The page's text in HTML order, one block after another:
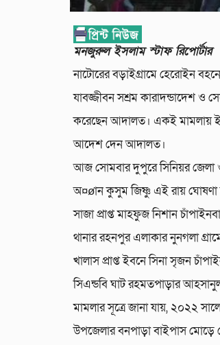
মনজুরুল ইসলাম স্টাফ রিপোর্টার
নাটোরের বড়াইগ্রামে হেরোইন
যাবজ্জীবন সশ্রম কারাদন্ডাদেশ ও
করেছেন আদালত। একই মামলায়
আদেশ দেন আদালত।
আজ সোমবার দুপুরে সিনিয়র জেলা
অ¤øান কুসুম জিষ্ণু এই রায় ঘোষণা
সাজা প্রাপ্ত মাহফুজ নিশান
থানার রহনপুর এলাকার নুনগলা
খালাস প্রাপ্ত ইবনে সিনা সৃজন
সিএন্ডবি ঘাট রহমতপাড়ার
মামলার সূত্রে জানা যায়, ২০২২
উপজেলার বনপাড়া বাইপাস মোড়ে